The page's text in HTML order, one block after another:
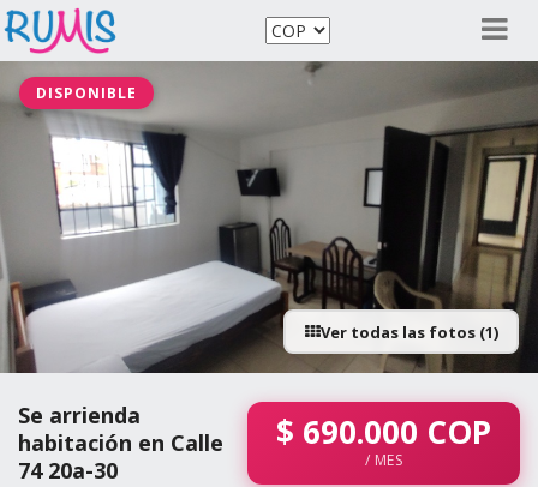
DISPONIBLE
Ver todas las fotos (1)
Se arrienda
habitación en Calle
74 20a-30
$ 690.000 COP
/ MES